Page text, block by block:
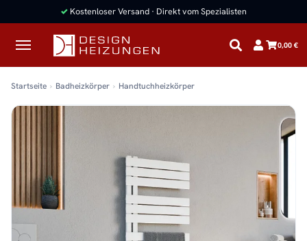
✓ Kostenloser Versand · Direkt vom Spezialisten
0,00 €
Startseite Badheizkörper Handtuchheizkörper